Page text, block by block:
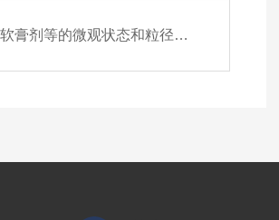
的微观状态和粒径测定方法（0982显微镜法）